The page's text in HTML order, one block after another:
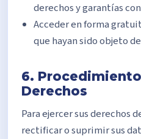
derechos y garantías
Acceder en forma
que hayan sido objeto
6.
Derechos
Para ejercer sus derechos
rectificar o suprimir sus